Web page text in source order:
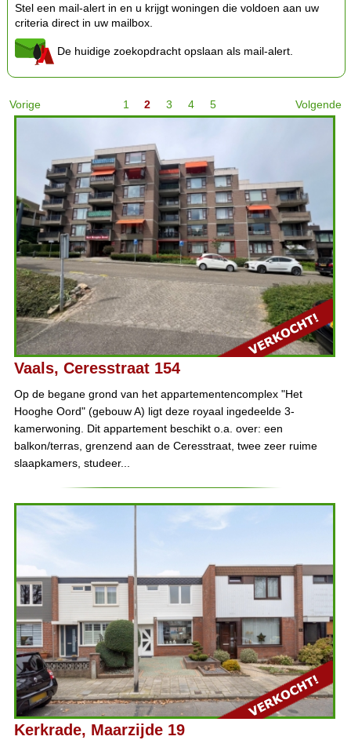
Stel een mail-alert in en u krijgt woningen die voldoen aan uw
criteria direct in uw mailbox.
De huidige zoekopdracht opslaan als mail-alert.
Vorige 1 2 3 4 5 Volgende
Vaals, Ceresstraat 154
Op de begane grond van het appartementencomplex "Het
Hooghe Oord" (gebouw A) ligt deze royaal ingedeelde 3-
kamerwoning. Dit appartement beschikt o.a. over: een
balkon/terras, grenzend aan de Ceresstraat, twee zeer ruime
slaapkamers, studeer...
Kerkrade, Maarzijde 19